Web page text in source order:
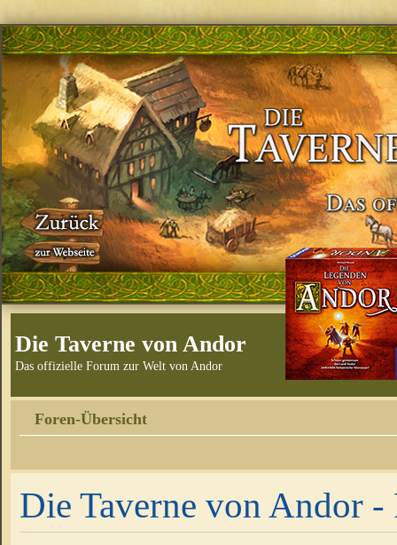
Die Taverne von Andor
Das offizielle Forum zur Welt von Andor
Foren-Übersicht
Die Taverne von Andor -